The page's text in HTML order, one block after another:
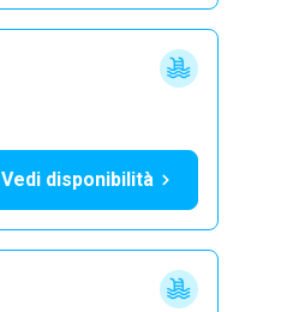
Vedi disponibilità